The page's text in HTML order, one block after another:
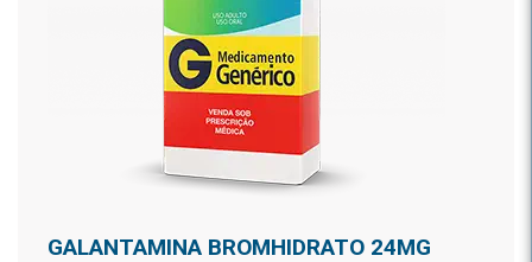
GALANTAMINA BROMHIDRATO 24MG